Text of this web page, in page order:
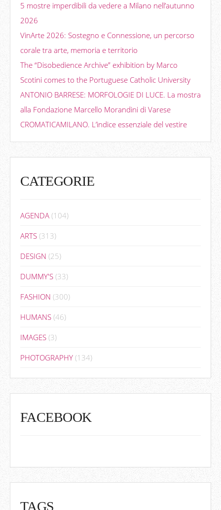
5 mostre imperdibili da vedere a Milano nell’autunno
2026
VinArte 2026: Sostegno e Connessione, un percorso
corale tra arte, memoria e territorio
The “Disobedience Archive” exhibition by Marco
Scotini comes to the Portuguese Catholic University
ANTONIO BARRESE: MORFOLOGIE DI LUCE. La mostra
alla Fondazione Marcello Morandini di Varese
CROMATICAMILANO. L’indice essenziale del vestire
CATEGORIE
AGENDA (104)
ARTS (313)
DESIGN (25)
DUMMY'S (33)
FASHION (300)
HUMANS (46)
IMAGES (3)
PHOTOGRAPHY (134)
FACEBOOK
TAGS